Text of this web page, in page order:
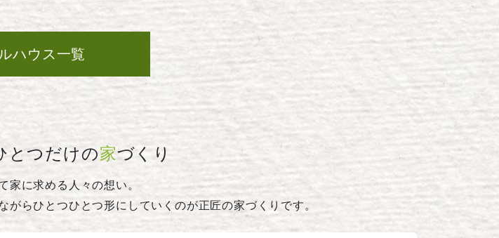
ハウス一覧
とつだけの家づくり
家に求める人々の想い。
らひとつひとつ形にしていくのが正匠の家づくりです。